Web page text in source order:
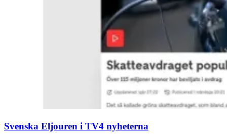
Svenska Eljouren i TV4 nyheterna